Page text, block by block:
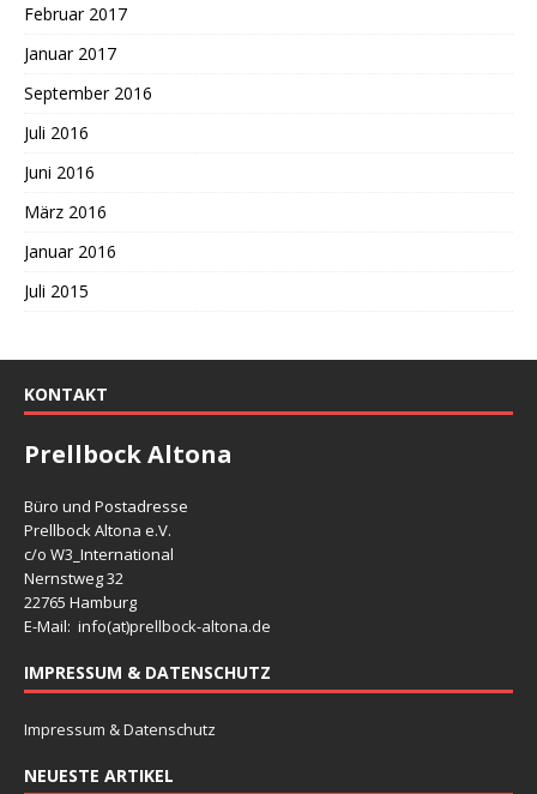
Februar 2017
Januar 2017
September 2016
Juli 2016
Juni 2016
März 2016
Januar 2016
Juli 2015
KONTAKT
Prellbock Altona
Büro und Postadresse
Prellbock Altona e.V.
c/o W3_International
Nernstweg 32
22765 Hamburg
E-Mail: info(at)prellbock-altona.de
IMPRESSUM & DATENSCHUTZ
Impressum & Datenschutz
NEUESTE ARTIKEL